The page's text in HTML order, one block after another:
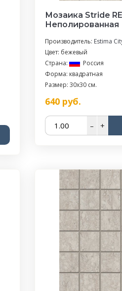
Мозаика Stride
Неполированная
Производитель: Estima
Цвет: бежевый
Страна:
Россия
Форма: квадратная
Размер: 30x30 см.
640руб.
– +